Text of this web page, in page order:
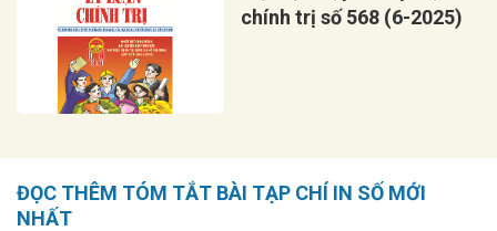
chính trị số 568 (6-2025)
ĐỌC THÊM TÓM TẮT BÀI TẠP CHÍ IN SỐ MỚI
NHẤT